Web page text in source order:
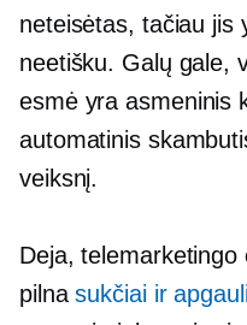
neteisėtas, tačiau jis
neetišku. Galų gale,
esmė yra asmeninis
automatinis
veiksnį.
Deja, telemarketingo
pilnasukčiai ir